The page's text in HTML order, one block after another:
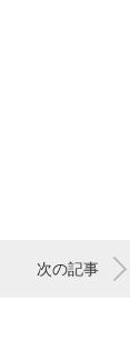
次の記事